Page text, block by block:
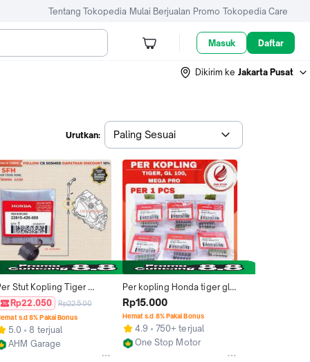
Tentang Tokopedia Mulai Berjualan Promo Tokopedia Care
Masuk Daftar
Dikirim ke Jakarta Pusat
Urutkan: Paling Sesuai
Stut Kopling Tiger
Per Tuas Kopling
Revo Pir Stut Kopling
TIREV Original Honda AHM
428-000 / 22815-
001
Rp22.050 Rp22.500
s.d 8% Pakai Bonus
5.0
8 terjual
AHM Garage
Per kopling Honda tiger gl
100 mega pro KCJ Original
Ori Asli Honda
Rp15.000
Hemat s.d 8% Pakai Bonus
4.9
750+ terjual
One Stop Motor